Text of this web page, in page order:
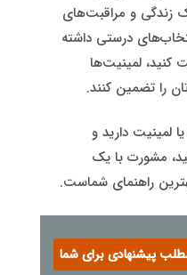
زندگی و مراقبت‌های
درستی داشته
کنید، لمینیت‌ها
را تضمین کنند.
لمینیت دارید و
مشورت با یک
راهنمای شماست.
دندان
پیشنهادی برای شما